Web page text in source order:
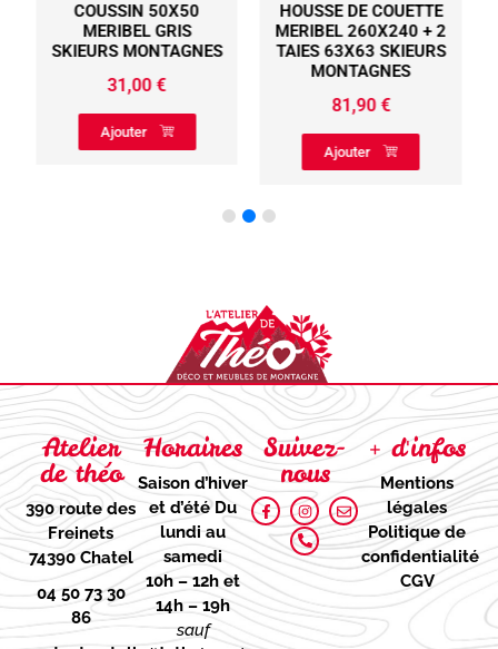
COUSSIN 50X50
MERIBEL GRIS
SKIEURS MONTAGNES
31,00€
Ajouter
HOUSSE DE COUETTE
MERIBEL 260X240 + 2
TAIES 63X63 SKIEURS
MONTAGNES
81,90€
Ajouter
Atelier
de théo
390 route des
Freinets
74390 Chatel
04 50 73 30
86
Horaires
Saison d’hiver
et d’étéDu
lundi au
samedi
10h – 12h et
14h – 19h
sauf
Suivez-
nous
+ d'infos
Mentions
légales
Politique de
confidentialité
CGV